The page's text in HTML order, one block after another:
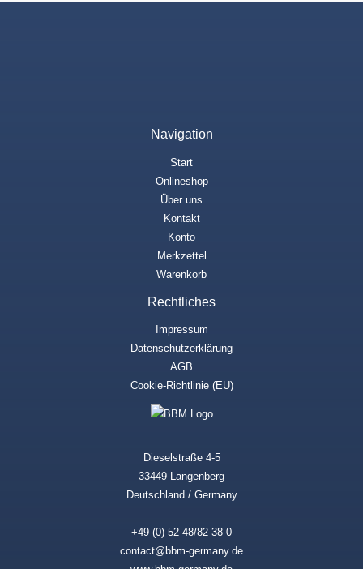
Navigation
Start
Onlineshop
Über uns
Kontakt
Konto
Merkzettel
Warenkorb
Rechtliches
Impressum
Datenschutzerklärung
AGB
Cookie-Richtlinie (EU)
Dieselstraße 4-5
33449 Langenberg
Deutschland / Germany
+49 (0) 52 48/82 38-0
contact@bbm-germany.de